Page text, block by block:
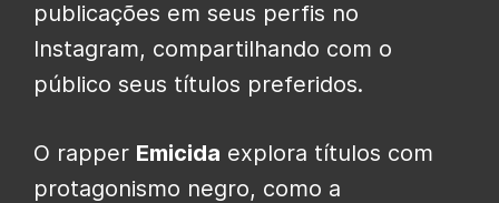
publicações em seus perfis no
Instagram, compartilhando com o
público seus títulos preferidos.
O rapper Emicida explora títulos com
protagonismo negro, como a